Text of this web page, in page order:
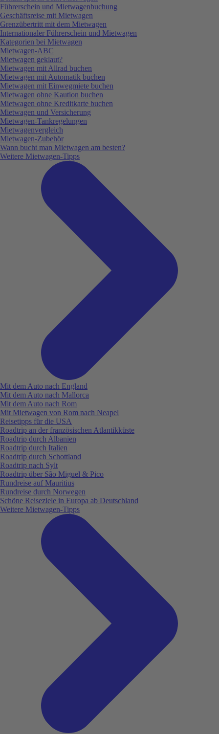
Führerschein und Mietwagenbuchung
Geschäftsreise mit Mietwagen
Grenzübertritt mit dem Mietwagen
Internationaler Führerschein und Mietwagen
Kategorien bei Mietwagen
Mietwagen-ABC
Mietwagen geklaut?
Mietwagen mit Allrad buchen
Mietwagen mit Automatik buchen
Mietwagen mit Einwegmiete buchen
Mietwagen ohne Kaution buchen
Mietwagen ohne Kreditkarte buchen
Mietwagen und Versicherung
Mietwagen-Tankregelungen
Mietwagenvergleich
Mietwagen-Zubehör
Wann bucht man Mietwagen am besten?
Weitere Mietwagen-Tipps
Mit dem Auto nach England
Mit dem Auto nach Mallorca
Mit dem Auto nach Rom
Mit Mietwagen von Rom nach Neapel
Reisetipps für die USA
Roadtrip an der französischen Atlantikküste
Roadtrip durch Albanien
Roadtrip durch Italien
Roadtrip durch Schottland
Roadtrip nach Sylt
Roadtrip über São Miguel & Pico
Rundreise auf Mauritius
Rundreise durch Norwegen
Schöne Reiseziele in Europa ab Deutschland
Weitere Mietwagen-Tipps